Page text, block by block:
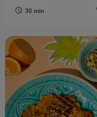
30 min